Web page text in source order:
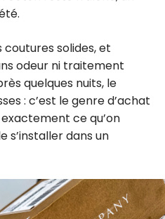
coutures solides, et
odeur ni traitement
quelques nuits, le
: c’est le genre d’achat
ce qu’on
s’installer dans un